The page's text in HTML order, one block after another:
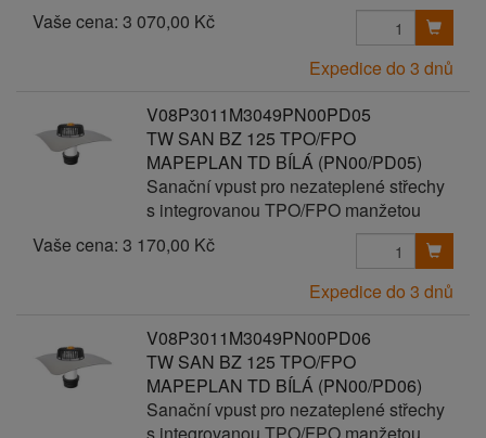
Vaše cena: 3 070,00 Kč
Expedice do 3 dnů
V08P3011M3049PN00PD05
TW SAN BZ 125 TPO/FPO
MAPEPLAN TD BÍLÁ (PN00/PD05)
Sanační vpust pro nezateplené střechy
s integrovanou TPO/FPO manžetou
Vaše cena: 3 170,00 Kč
Expedice do 3 dnů
V08P3011M3049PN00PD06
TW SAN BZ 125 TPO/FPO
MAPEPLAN TD BÍLÁ (PN00/PD06)
Sanační vpust pro nezateplené střechy